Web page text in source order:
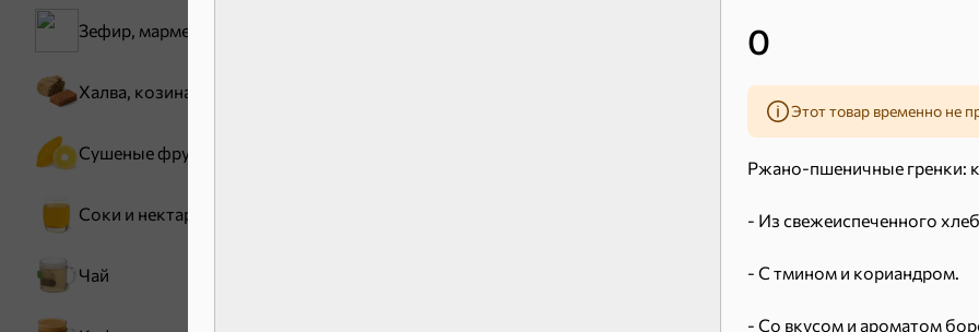
0
Этот товар временно не
Ржано-пшеничные гренки:
- Из свежеиспеченного
- С тмином и кориандром.
- Со вкусом и ароматом
Зефир, мармелад
Халва, козинаки
Сушеные фрукты
Соки и нектары
Чай
40 г 7,2 ₽
В
Печенье
Вафли